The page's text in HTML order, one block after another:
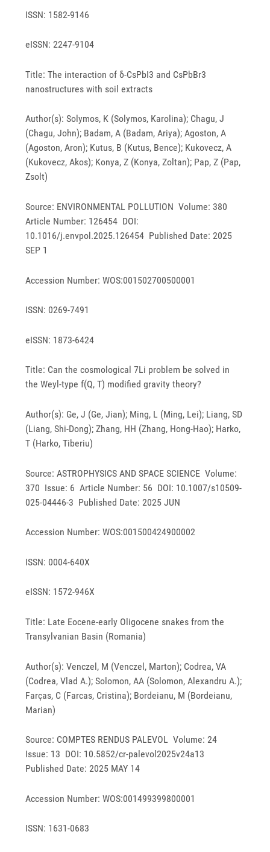
ISSN: 1582-9146
eISSN: 2247-9104
Title: The interaction of δ-CsPbI3 and CsPbBr3
nanostructures with soil extracts
Author(s): Solymos, K (Solymos, Karolina); Chagu, J
(Chagu, John); Badam, A (Badam, Ariya); Agoston, A
(Agoston, Aron); Kutus, B (Kutus, Bence); Kukovecz, A
(Kukovecz, Akos); Konya, Z (Konya, Zoltan); Pap, Z (Pap,
Zsolt)
Source: ENVIRONMENTAL POLLUTION Volume: 380
Article Number: 126454 DOI:
10.1016/j.envpol.2025.126454 Published Date: 2025
SEP 1
Accession Number: WOS:001502700500001
ISSN: 0269-7491
eISSN: 1873-6424
Title: Can the cosmological 7Li problem be solved in
the Weyl-type f(Q, T) modified gravity theory?
Author(s): Ge, J (Ge, Jian); Ming, L (Ming, Lei); Liang, SD
(Liang, Shi-Dong); Zhang, HH (Zhang, Hong-Hao); Harko,
T (Harko, Tiberiu)
Source: ASTROPHYSICS AND SPACE SCIENCE Volume:
370 Issue: 6 Article Number: 56 DOI: 10.1007/s10509-
025-04446-3 Published Date: 2025 JUN
Accession Number: WOS:001500424900002
ISSN: 0004-640X
eISSN: 1572-946X
Title: Late Eocene-early Oligocene snakes from the
Transylvanian Basin (Romania)
Author(s): Venczel, M (Venczel, Marton); Codrea, VA
(Codrea, Vlad A.); Solomon, AA (Solomon, Alexandru A.);
Farças, C (Farcas, Cristina); Bordeianu, M (Bordeianu,
Marian)
Source: COMPTES RENDUS PALEVOL Volume: 24
Issue: 13 DOI: 10.5852/cr-palevol2025v24a13
Published Date: 2025 MAY 14
Accession Number: WOS:001499399800001
ISSN: 1631-0683